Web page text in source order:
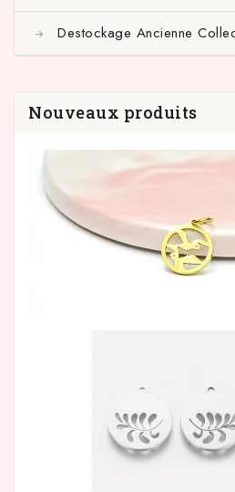
Destockage Ancienne
Nouveaux produits